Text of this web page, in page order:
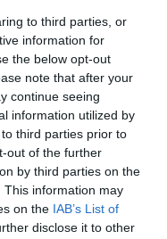
to third parties, or
information for
the below opt-out
note that after your
continue seeing
information utilized by
third parties prior to
out of the further
by third parties on the
This information may
on the IAB’s List of
disclose it to other
vojne po
več kot 100
oborožitve je
skladu z vojnim
sistem služb in
vojske (PLA) -
vodstvom